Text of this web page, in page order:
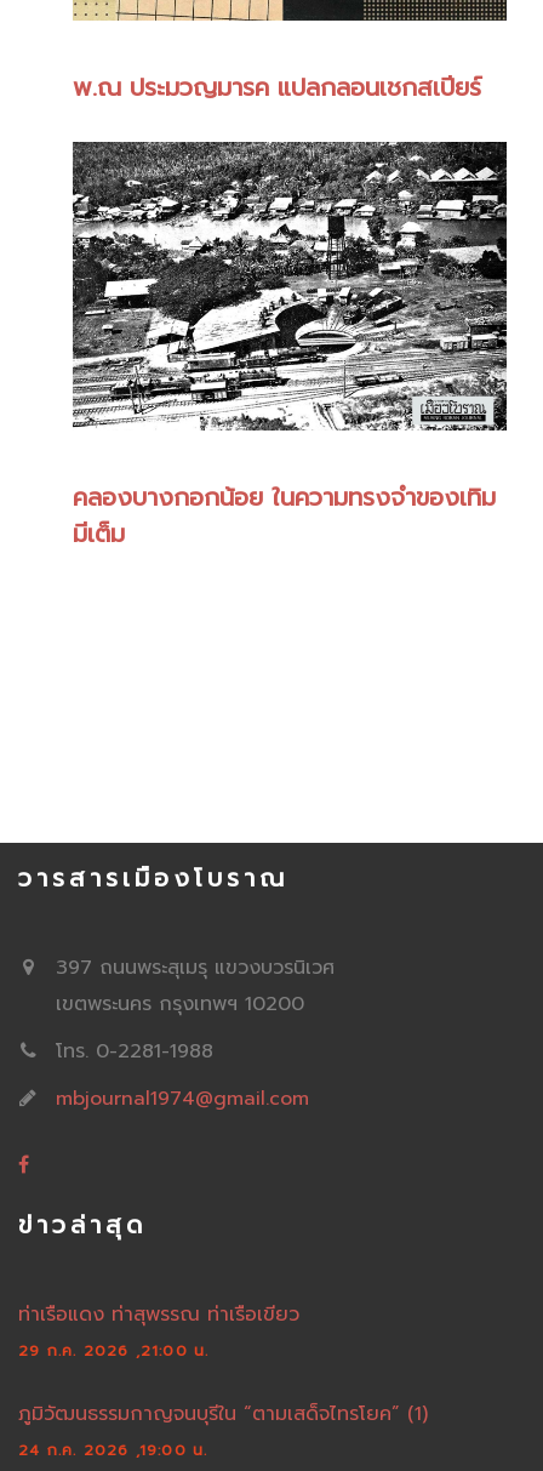
พ.ณ ประมวญมารค แปลกลอนเชกสเปียร์
คลองบางกอกน้อย ในความทรงจำของเทิม
มีเต็ม
วารสารเมืองโบราณ
397 ถนนพระสุเมรุ แขวงบวรนิเวศ
เขตพระนคร กรุงเทพฯ 10200
โทร. 0-2281-1988
mbjournal1974@gmail.com
ข่าวล่าสุด
ท่าเรือแดง ท่าสุพรรณ ท่าเรือเขียว
29 ก.ค. 2026 ,21:00 น.
ภูมิวัฒนธรรมกาญจนบุรีใน “ตามเสด็จไทรโยค” (1)
24 ก.ค. 2026 ,19:00 น.